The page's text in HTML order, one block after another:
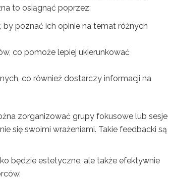
to osiągnąć poprzez:
poznać ich opinie na temat różnych
co pomoże lepiej ukierunkować
co również dostarczy informacji na
zorganizować grupy fokusowe lub sesje
się swoimi wrażeniami. Takie feedbacki są
będzie estetyczne, ale także efektywnie